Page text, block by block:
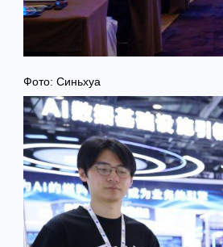
Фото: Синьхуа